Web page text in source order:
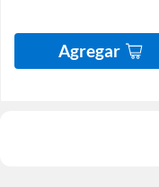
Agregar